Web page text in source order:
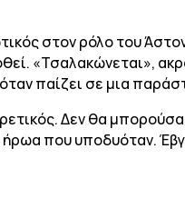
στον ρόλο του
«Τσαλακώνεται»,
παίζει σε μια
Δεν θα
που υποδυόταν.